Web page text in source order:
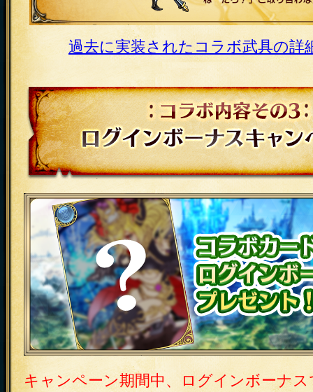
【手装備】覇竜剣『天魁』 召喚師ルジ
竜の骨で作られたといわれ、所有者の
力を宿す。そのため使い手が優勢な時
せるが窮地の時は一転してナマクラ同
の難しさから剣を変えるよう助言する
ジーナは「俺が危機に陥ることなんて
ろ！」と取り合わなかったという。
過去に実装されたコラボ武具の詳
コラボ内容その3 ログインボーナスキ
コラボカード（高級）をログインボー
ト！
キャンペーン期間中、ログインボーナ